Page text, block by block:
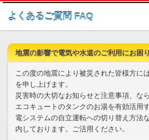
このページの本文へ
よくあるご質問 FAQ
地震の影響で電気や水道のご利用にお困
この度の地震により被災された皆様方に
を申し上げます。
災害時の大切なお知らせと注意事項、な
エコキュートのタンクのお湯を有効活用
電システムの自立運転への切り替え方法
内しております。ご活用ください。